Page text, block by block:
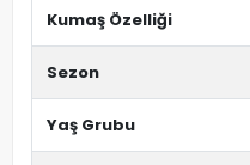
Kumaş Özelliği
Sezon
Yaş Grubu